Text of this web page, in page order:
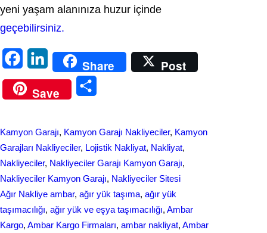
yeni yaşam alanınıza huzur içinde
geçebilirsiniz.
a
c
o
o
k
i
n
d
I
n
Share
Post
Save
r
e
Kamyon Garajı, Kamyon Garajı Nakliyeciler, Kamyon
Garajları Nakliyeciler, Lojistik Nakliyat, Nakliyat
Nakliyeciler, Nakliyeciler Garajı Kamyon Garajı
Nakliyeciler Kamyon Garajı, Nakliyeciler Sitesi
Ağır Nakliye ambar, ağır yük taşıma, ağır yük
taşımacılığı, ağır yük ve eşya taşımacılığı, Ambar
Kargo, Ambar Kargo Firmaları, ambar nakliyat, Ambar